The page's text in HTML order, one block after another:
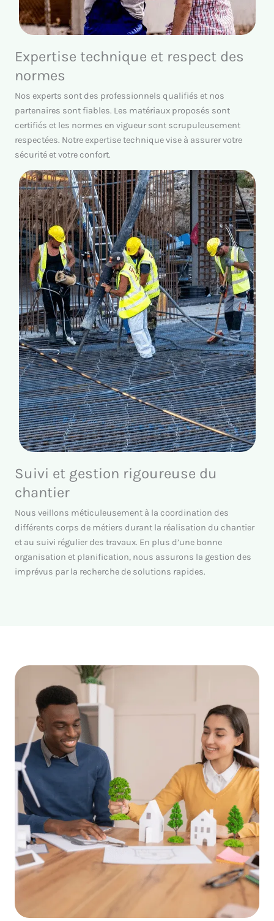
Expertise technique et respect des
normes
Nos experts sont des professionnels qualifiés et nos
partenaires sont fiables. Les matériaux proposés sont
certifiés et les normes en vigueur sont scrupuleusement
respectées. Notre expertise technique vise à assurer votre
sécurité et votre confort.
Suivi et gestion rigoureuse du
chantier
Nous veillons méticuleusement à la coordination des
différents corps de métiers durant la réalisation du chantier
et au suivi régulier des travaux. En plus d’une bonne
organisation et planification, nous assurons la gestion des
imprévus par la recherche de solutions rapides.